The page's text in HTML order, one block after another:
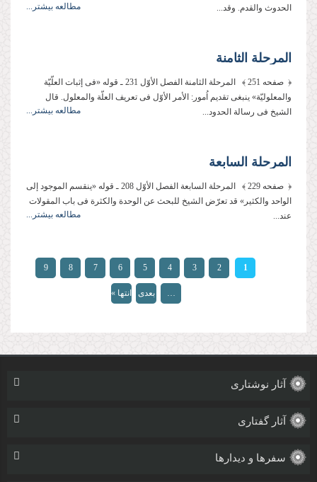
الحدوث والقدم. وقد...
مطالعه بیشتر...
المرحلة الثامنة
﴿ صفحه 251 ﴾ المرحلة الثامنة الفصل الأوّل 231 ـ قوله «فی إثبات العلّیّة
والمعلولیّة» ینبغی تقدیم اُمور: الأمر الأوّل فی تعریف العلّة والمعلول. قال
الشیخ فی رسالة الحدود...
مطالعه بیشتر...
المرحلة السابعة
﴿ صفحه 229 ﴾ المرحلة السابعة الفصل الأوّل 208 ـ قوله «ینقسم الموجود إلى
الواحد والكثیر» قد تعرّض الشیخ للبحث عن الوحدة والكثرة فی باب المقولات
عند...
مطالعه بیشتر...
صفحه‌ها
1
2
3
4
5
6
7
8
9
بعدی انتها »
آثار نوشتاری
آثار گفتاری
سفرها و دیدارها